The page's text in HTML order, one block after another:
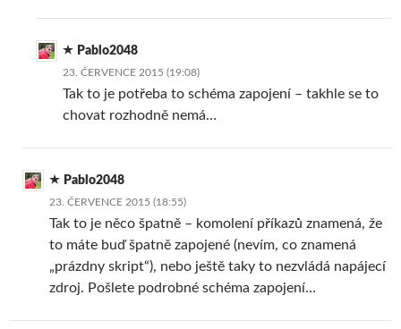
Pablo2048
23. ČERVENCE 2015 (19:08)
Tak to je potřeba to schéma zapojení – takhle se to
chovat rozhodně nemá…
Pablo2048
23. ČERVENCE 2015 (18:55)
Tak to je něco špatně – komolení příkazů znamená, že
to máte buď špatně zapojené (nevím, co znamená
„prázdny skript“), nebo ještě taky to nezvládá napájecí
zdroj. Pošlete podrobné schéma zapojení…